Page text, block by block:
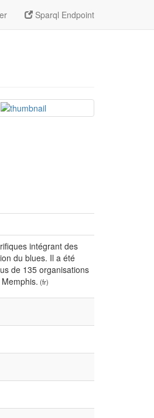
Sparql Endpoint
intégrant des
du blues. Il a été
de 135 organisations
(fr)